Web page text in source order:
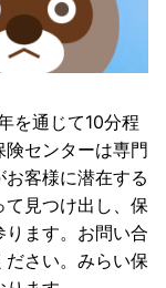
を通じて10分程
センターは専門
客様に潜在する
て見つけ出し、保
ます。お問い合
さい。みらい保